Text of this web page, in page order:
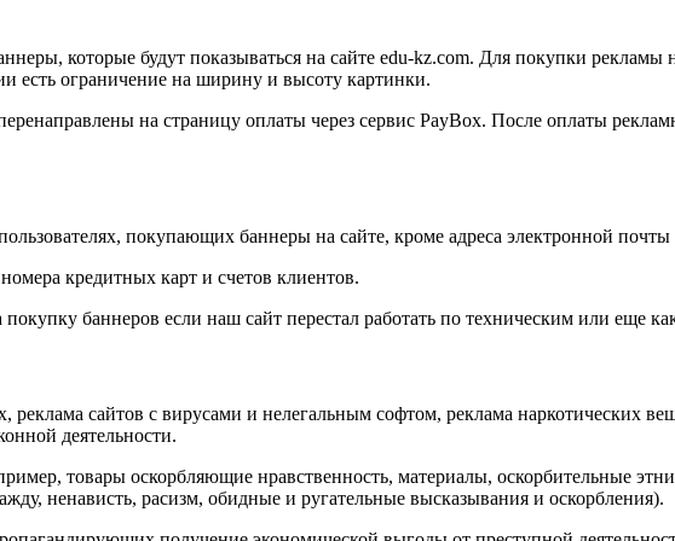
которые будут показываться на сайте edu-kz.com. Для покупки
есть ограничение на ширину и высоту картинки.
на страницу оплаты через сервис PayBox. После оплаты
покупающих баннеры на сайте, кроме адреса электронной
кредитных карт и счетов клиентов.
баннеров если наш сайт перестал работать по техническим или еще
реклама сайтов с вирусами и нелегальным софтом, реклама наркотических
деятельности.
товары оскорбляющие нравственность, материалы, оскорбительные
ненависть, расизм, обидные и ругательные высказывания и оскорбления).